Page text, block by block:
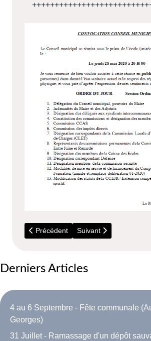
Article précédent : Conseil Municipal
Précédent Article suivant :
Suivant
Derniers Articles
4 au 6 Septembre - Fête communale
Georges)
31 Juillet - Ramassage d'un dépôt